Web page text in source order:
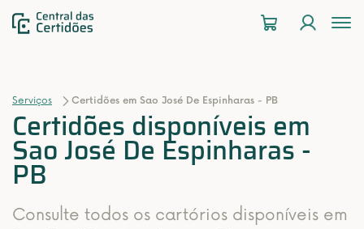
Serviços Certidões em Sao José De Espinharas - PB
Certidões disponíveis em
Sao José De Espinharas -
PB
Consulte todos os cartórios disponíveis em